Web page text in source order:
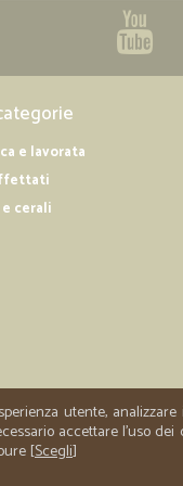
Gaetano P.
precisi
e lavorata
cerali
utente,
accettare l'uso
[Scegli]